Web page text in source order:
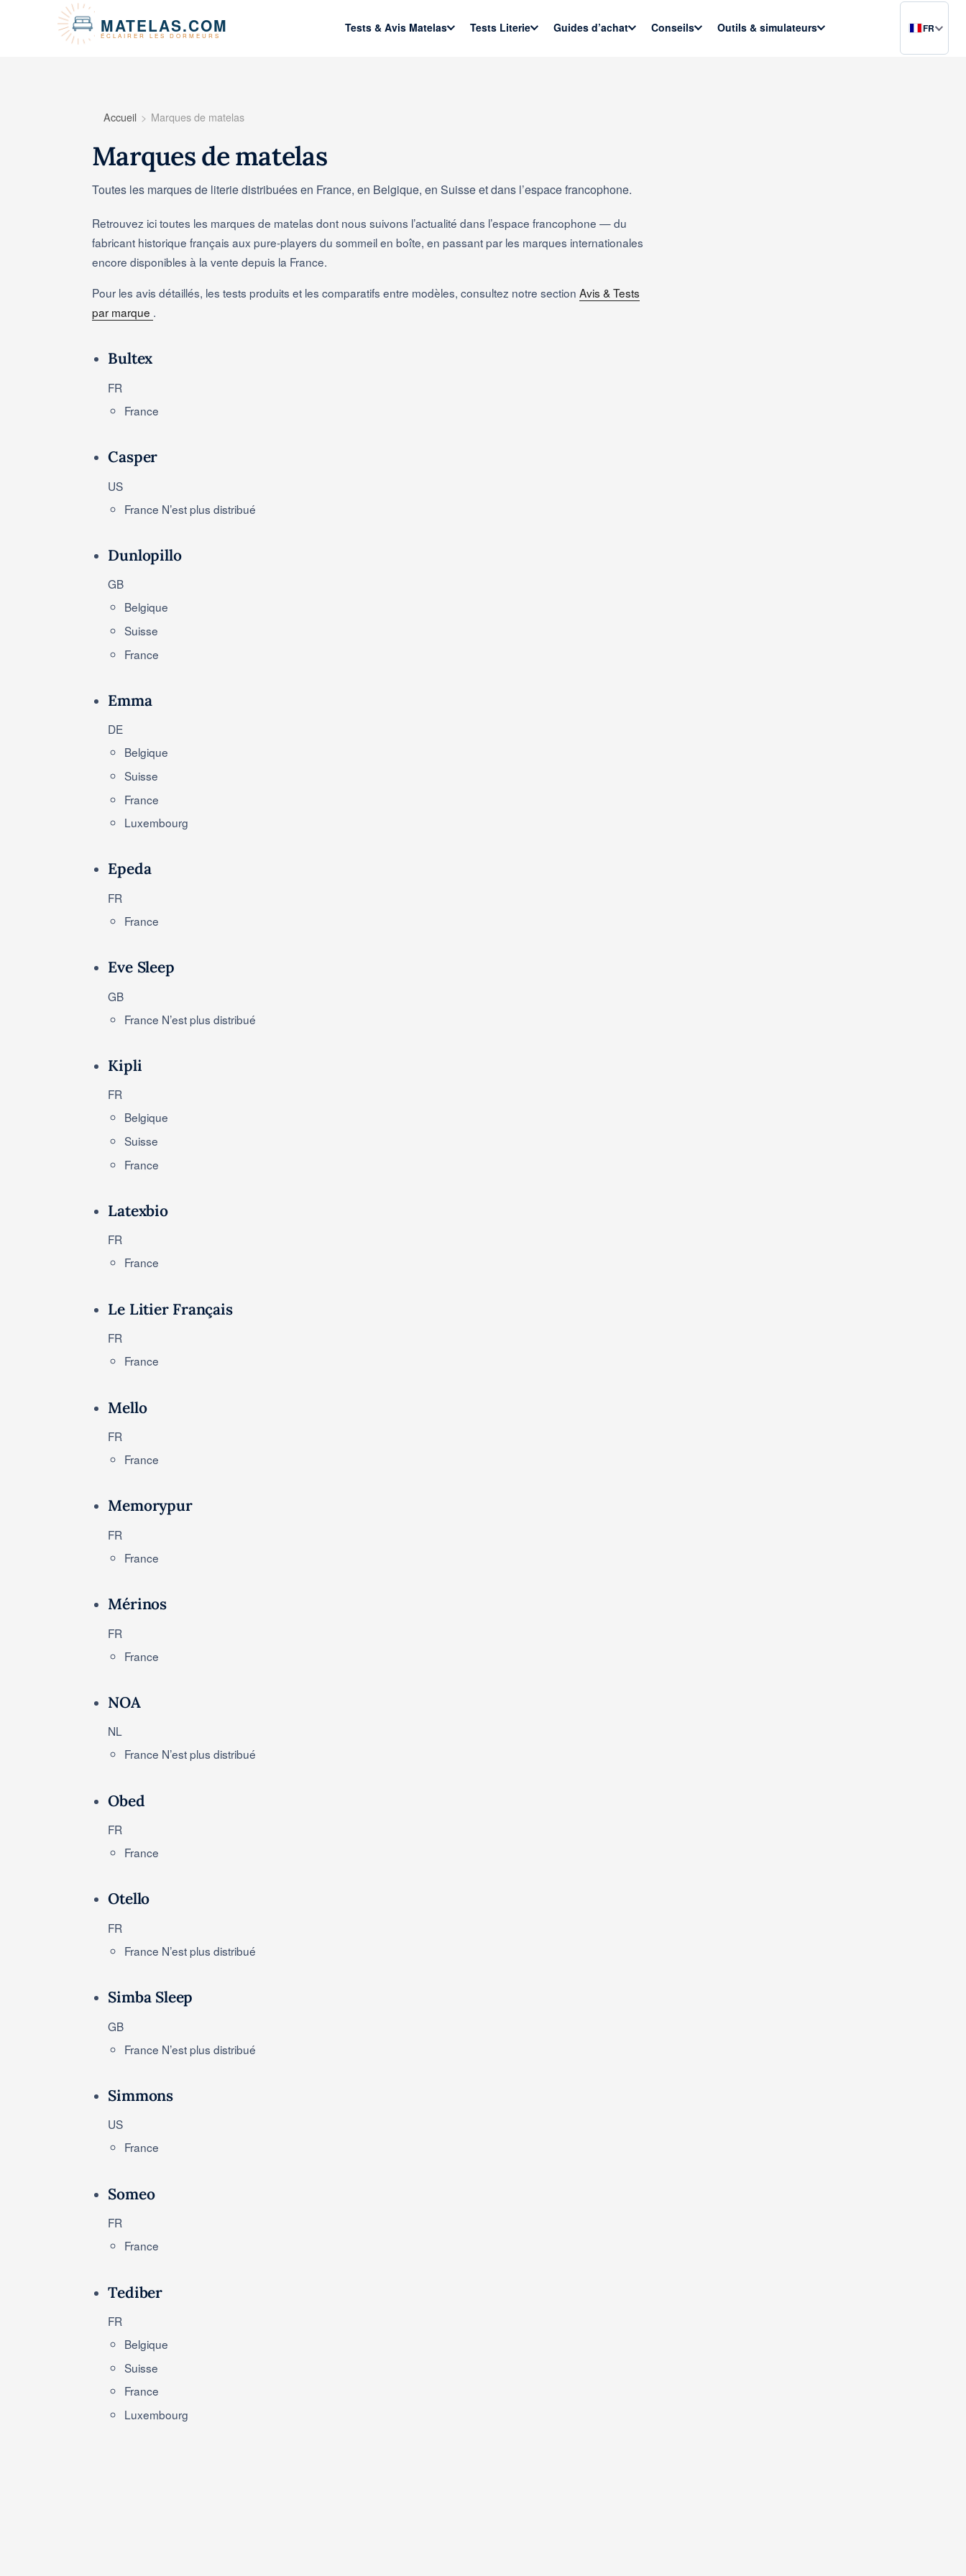
MATELAS.COM
ÉCLAIRER LES DORMEURS
Tests & Avis Matelas Tests Literie Guides d’achat Conseils Outils & simulateurs FR
Accueil Marques de matelas
Marques de matelas
Toutes les marques de literie distribuées en France, en Belgique, en Suisse et dans l’espace francophone.
Retrouvez ici toutes les marques de matelas dont nous suivons l’actualité dans l’espace francophone — du
fabricant historique français aux pure-players du sommeil en boîte, en passant par les marques internationales
encore disponibles à la vente depuis la France.
Pour les avis détaillés, les tests produits et les comparatifs entre modèles, consultez notre section Avis & Tests
par marque .
Bultex
FR
France
Casper
US
France N’est plus distribué
Dunlopillo
GB
Belgique
Suisse
France
Emma
DE
Belgique
Suisse
France
Luxembourg
Epeda
FR
France
Eve Sleep
GB
France N’est plus distribué
Kipli
FR
Belgique
Suisse
France
Latexbio
FR
France
Le Litier Français
FR
France
Mello
FR
France
Memorypur
FR
France
Mérinos
FR
France
NOA
NL
France N’est plus distribué
Obed
FR
France
Otello
FR
France N’est plus distribué
Simba Sleep
GB
France N’est plus distribué
Simmons
US
France
Someo
FR
France
Tediber
FR
Belgique
Suisse
France
Luxembourg
Panneau de gestion des cookies